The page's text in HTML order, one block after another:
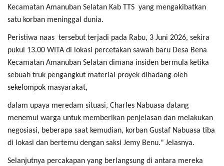
Kecamatan Amanuban Selatan Kab TTS yang mengakibatkan
satu korban meninggal dunia.
Peristiwa naas tersebut terjadi pada Rabu, 3 Juni 2026, sekira
pukul 13.00 WITA di lokasi percetakan sawah baru Desa Bena
Kecamatan Amanuban Selatan dimana insiden bermula ketika
sebuah truk pengangkut material proyek dihadang oleh
sekelompok masyarakat,
dalam upaya meredam situasi, Charles Nabuasa datang
menemui warga untuk memberikan penjelasan dan melakukan
negosiasi, beberapa saat kemudian, korban Gustaf Nabuasa tiba
di lokasi dan bertemu dengan saksi Jemy Benu." Jelasnya.
Selanjutnya percakapan yang berlangsung di antara mereka